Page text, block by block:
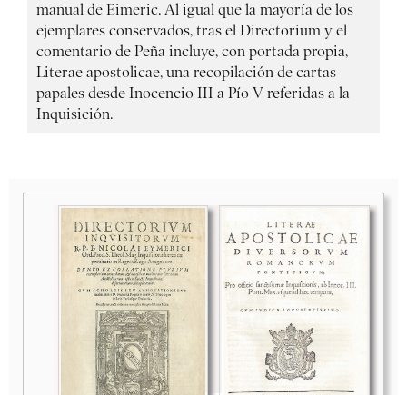
manual de Eimeric. Al igual que la mayoría de los
ejemplares conservados, tras el Directorium y el
comentario de Peña incluye, con portada propia,
Literae apostolicae, una recopilación de cartas
papales desde Inocencio III a Pío V referidas a la
Inquisición.